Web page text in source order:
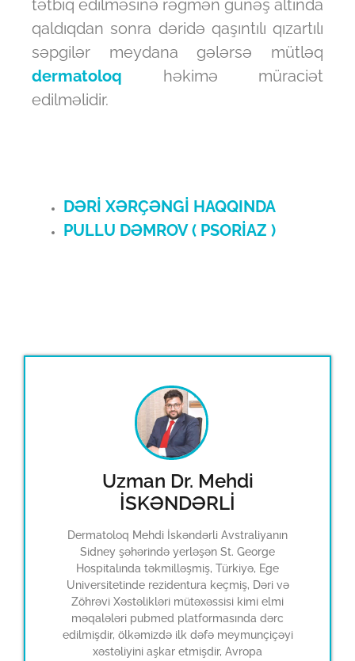
tətbiq edilməsinə rəğmən günəş altında
qaldıqdan sonra dəridə qaşıntılı qızartılı
səpgilər meydana gələrsə mütləq
dermatoloq həkimə müraciət
edilməlidir.
DƏRİ XƏRÇƏNGİ HAQQINDA
PULLU DƏMROV ( PSORİAZ )
Uzman Dr. Mehdi
İSKƏNDƏRLİ
Dermatoloq Mehdi İskəndərli Avstraliyanın
Sidney şəhərində yerləşən St. George
Hospitalında təkmilləşmiş, Türkiyə, Ege
Universitetinde rezidentura keçmiş, Dəri və
Zöhrəvi Xəstəlikləri mütəxəssisi kimi elmi
məqalələri pubmed platformasında dərc
edilmişdir, ölkəmizdə ilk dəfə meymunçiçəyi
xəstəliyini aşkar etmişdir, Avropa